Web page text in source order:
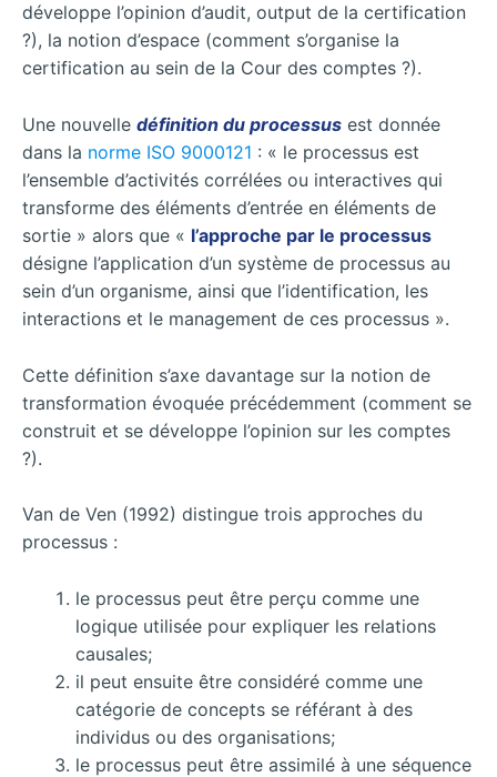
développe l’opinion d’audit, output de la certification
?), la notion d’espace (comment s’organise la
certification au sein de la Cour des comptes ?).
Une nouvelle définition du processus est donnée
dans la norme ISO 9000121 : « le processus est
l’ensemble d’activités corrélées ou interactives qui
transforme des éléments d’entrée en éléments de
sortie » alors que « l’approche par le processus
désigne l’application d’un système de processus au
sein d’un organisme, ainsi que l’identification, les
interactions et le management de ces processus ».
Cette définition s’axe davantage sur la notion de
transformation évoquée précédemment (comment se
construit et se développe l’opinion sur les comptes
?).
Van de Ven (1992) distingue trois approches du
processus :
le processus peut être perçu comme une
logique utilisée pour expliquer les relations
causales;
il peut ensuite être considéré comme une
catégorie de concepts se référant à des
individus ou des organisations;
le processus peut être assimilé à une séquence